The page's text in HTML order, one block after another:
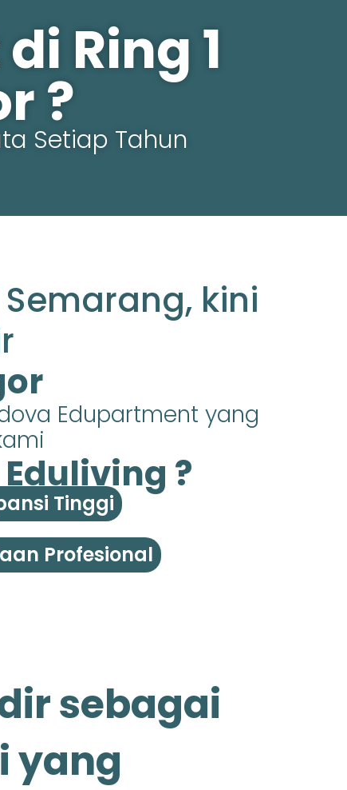
Ring 1
?
Setiap Tahun
kini
Edupartment yang
?
Tinggi
Profesional
sebagai
yang